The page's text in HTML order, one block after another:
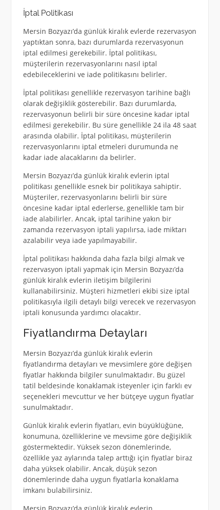
İptal Politikası
Mersin Bozyazı’da günlük kiralık evlerde rezervasyon
yaptıktan sonra, bazı durumlarda rezervasyonun
iptal edilmesi gerekebilir. İptal politikası,
müşterilerin rezervasyonlarını nasıl iptal
edebileceklerini ve iade politikasını belirler.
İptal politikası genellikle rezervasyon tarihine bağlı
olarak değişiklik gösterebilir. Bazı durumlarda,
rezervasyonun belirli bir süre öncesine kadar iptal
edilmesi gerekebilir. Bu süre genellikle 24 ila 48 saat
arasında olabilir. İptal politikası, müşterilerin
rezervasyonlarını iptal etmeleri durumunda ne
kadar iade alacaklarını da belirler.
Mersin Bozyazı’da günlük kiralık evlerin iptal
politikası genellikle esnek bir politikaya sahiptir.
Müşteriler, rezervasyonlarını belirli bir süre
öncesine kadar iptal ederlerse, genellikle tam bir
iade alabilirler. Ancak, iptal tarihine yakın bir
zamanda rezervasyon iptali yapılırsa, iade miktarı
azalabilir veya iade yapılmayabilir.
İptal politikası hakkında daha fazla bilgi almak ve
rezervasyon iptali yapmak için Mersin Bozyazı’da
günlük kiralık evlerin iletişim bilgilerini
kullanabilirsiniz. Müşteri hizmetleri ekibi size iptal
politikasıyla ilgili detaylı bilgi verecek ve rezervasyon
iptali konusunda yardımcı olacaktır.
Fiyatlandırma Detayları
Mersin Bozyazı’da günlük kiralık evlerin
fiyatlandırma detayları ve mevsimlere göre değişen
fiyatlar hakkında bilgiler sunulmaktadır. Bu güzel
tatil beldesinde konaklamak isteyenler için farklı ev
seçenekleri mevcuttur ve her bütçeye uygun fiyatlar
sunulmaktadır.
Günlük kiralık evlerin fiyatları, evin büyüklüğüne,
konumuna, özelliklerine ve mevsime göre değişiklik
göstermektedir. Yüksek sezon dönemlerinde,
özellikle yaz aylarında talep arttığı için fiyatlar biraz
daha yüksek olabilir. Ancak, düşük sezon
dönemlerinde daha uygun fiyatlarla konaklama
imkanı bulabilirsiniz.